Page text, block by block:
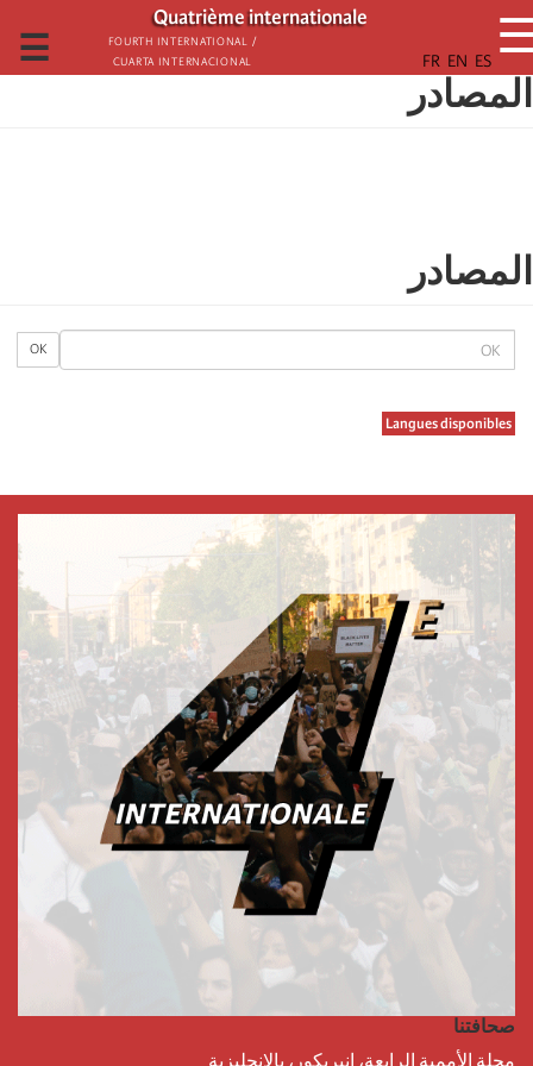
تجاوز
إلى
المحتوى
الرئيسي
Quatrième internationale
Fourth International /
Cuarta Internacional
☰
OK
OK
Langues disponibles
المصادر
المصادر
صحافتنا
مجلة الأممية الرابعة، انبريكور، بالإنجليزية